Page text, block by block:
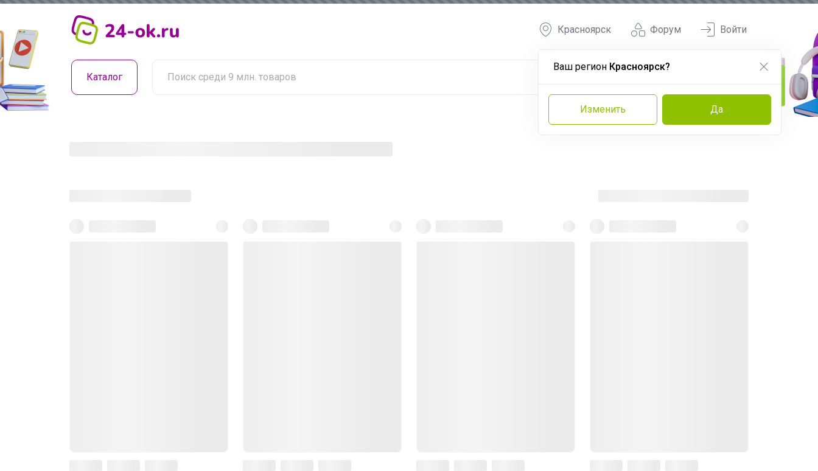
Форум
Красноярск
Ваш регион Красноярск?
Изменить Да
Войти
Каталог